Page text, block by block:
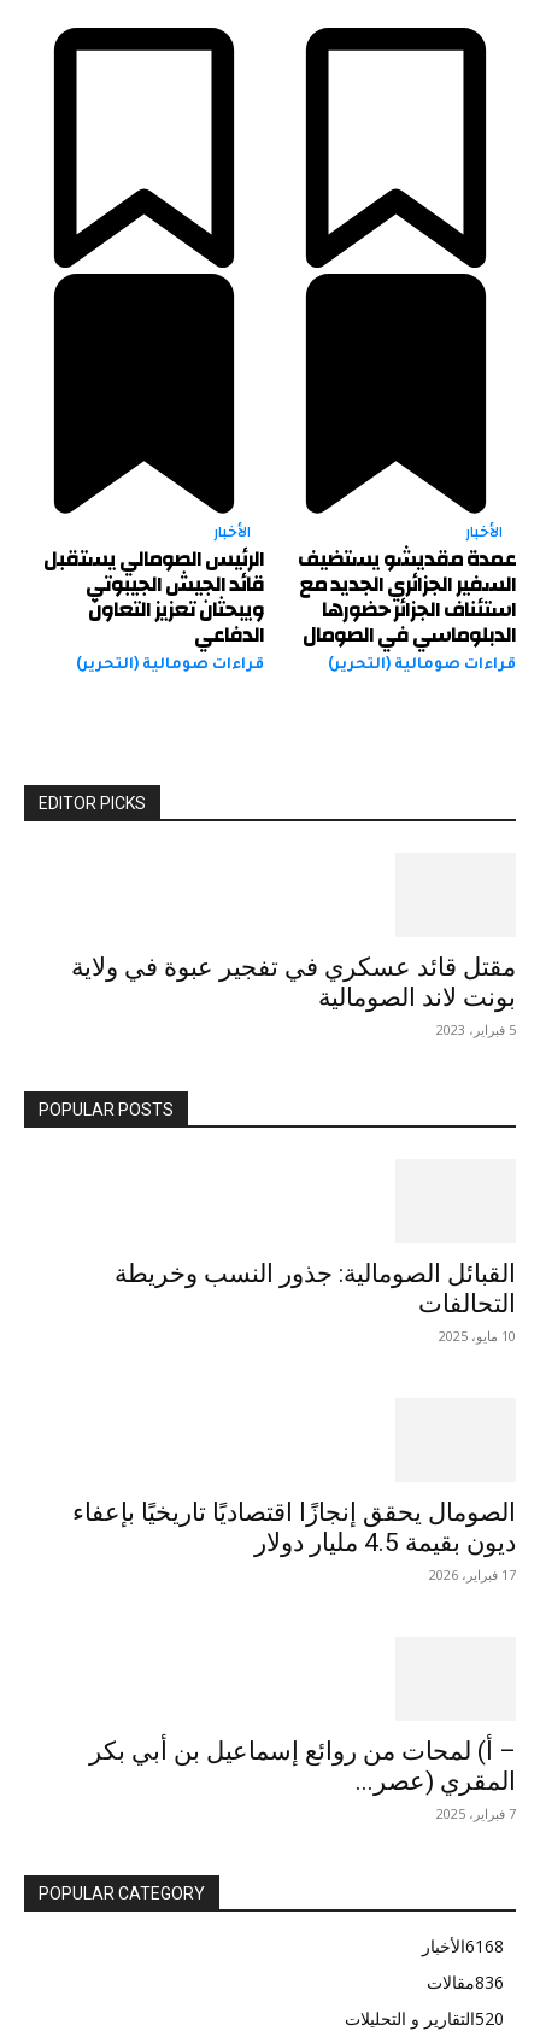
الأخبار
عمدة مقديشو يستضيف
السفير الجزائري الجديد مع
استئناف الجزائر حضورها
الدبلوماسي في الصومال
قراءات صومالية (التحرير)
الأخبار
الرئيس الصومالي يستقبل
قائد الجيش الجيبوتي
ويبحثان تعزيز التعاون
الدفاعي
قراءات صومالية (التحرير)
EDITOR PICKS
مقتل قائد عسكري في تفجير عبوة في ولاية
بونت لاند الصومالية
5 فبراير، 2023
POPULAR POSTS
القبائل الصومالية: جذور النسب وخريطة
التحالفات
10 مايو، 2025
الصومال يحقق إنجازًا اقتصاديًا تاريخيًا بإعفاء
ديون بقيمة 4.5 مليار دولار
17 فبراير، 2026
– أ) لمحات من روائع إسماعيل بن أبي بكر
المقري (عصر...
7 فبراير، 2025
POPULAR CATEGORY
الأخبار6168
مقالات836
التقارير و التحليلات520